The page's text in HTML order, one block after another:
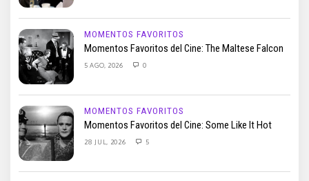
MOMENTOS FAVORITOS
Momentos Favoritos del Cine: The Maltese Falcon
5 AGO, 2026 0
MOMENTOS FAVORITOS
Momentos Favoritos del Cine: Some Like It Hot
28 JUL, 2026 5